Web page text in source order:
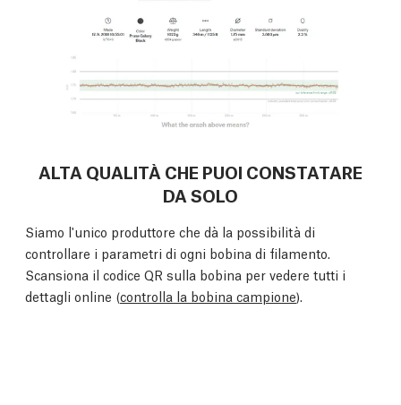
ALTA QUALITÀ CHE PUOI CONSTATARE
DA SOLO
Siamo l'unico produttore che dà la possibilità di
controllare i parametri di ogni bobina di filamento.
Scansiona il codice QR sulla bobina per vedere tutti i
dettagli online (controlla la bobina campione).